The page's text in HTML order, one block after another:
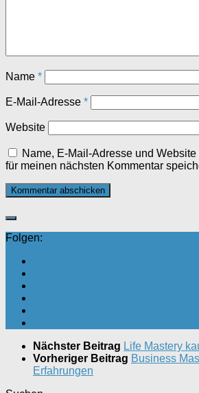
Name *
E-Mail-Adresse *
Website
Name, E-Mail-Adresse und
für meinen nächsten Kommentar
Folgen:
Nächster Beitrag Life Mastery
Vorheriger Beitrag Business
Erfahrungen